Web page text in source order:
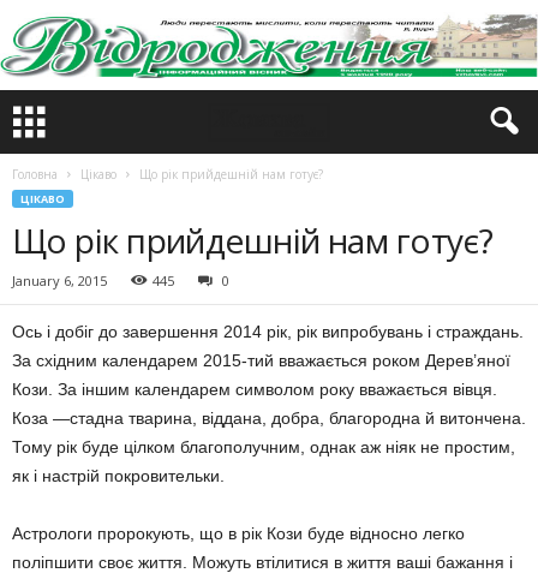
Головна Цікаво Що рік прийдешній нам готує?
ЦІКАВО
Що рік прийдешній нам готує?
January 6, 2015 445 0
Ось і добіг до завершення 2014 рік, рік випробувань і страждань.
За східним календарем 2015-тий вважається роком Дерев’яної
Кози. За іншим календарем символом року вважається вівця.
Коза —стадна тварина, віддана, добра, благородна й витончена.
Тому рік буде цілком благополучним, однак аж ніяк не простим,
як і настрій покровительки.
Астрологи пророкують, що в рік Кози буде відносно легко
поліпшити своє життя. Можуть втілитися в життя ваші бажання і